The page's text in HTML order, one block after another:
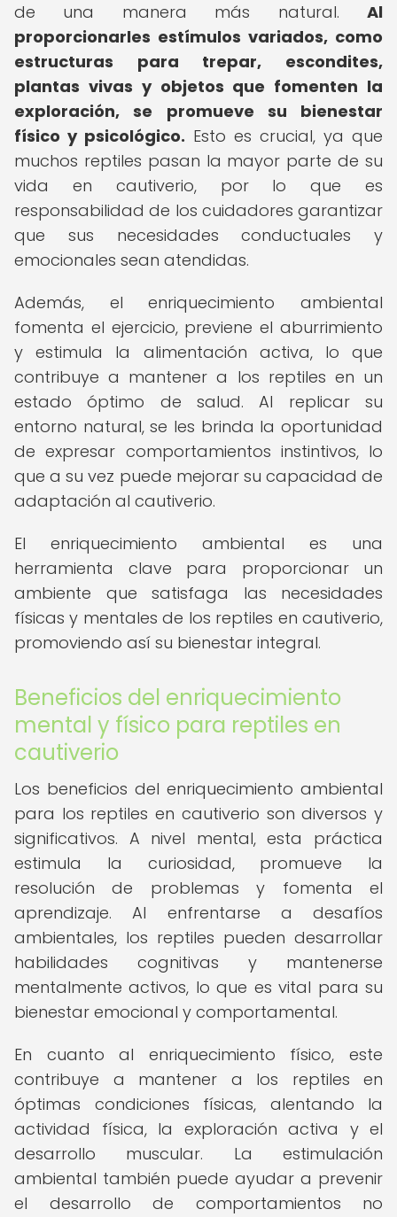
de una manera más natural. Al
proporcionarles estímulos variados, como
estructuras para trepar, escondites,
plantas vivas y objetos que fomenten la
exploración, se promueve su bienestar
físico y psicológico. Esto es crucial, ya que
muchos reptiles pasan la mayor parte de su
vida en cautiverio, por lo que es
responsabilidad de los cuidadores garantizar
que sus necesidades conductuales y
emocionales sean atendidas.
Además, el enriquecimiento ambiental
fomenta el ejercicio, previene el aburrimiento
y estimula la alimentación activa, lo que
contribuye a mantener a los reptiles en un
estado óptimo de salud. Al replicar su
entorno natural, se les brinda la oportunidad
de expresar comportamientos instintivos, lo
que a su vez puede mejorar su capacidad de
adaptación al cautiverio.
El enriquecimiento ambiental es una
herramienta clave para proporcionar un
ambiente que satisfaga las necesidades
físicas y mentales de los reptiles en cautiverio,
promoviendo así su bienestar integral.
Beneficios del enriquecimiento
mental y físico para reptiles en
cautiverio
Los beneficios del enriquecimiento ambiental
para los reptiles en cautiverio son diversos y
significativos. A nivel mental, esta práctica
estimula la curiosidad, promueve la
resolución de problemas y fomenta el
aprendizaje. Al enfrentarse a desafíos
ambientales, los reptiles pueden desarrollar
habilidades cognitivas y mantenerse
mentalmente activos, lo que es vital para su
bienestar emocional y comportamental.
En cuanto al enriquecimiento físico, este
contribuye a mantener a los reptiles en
óptimas condiciones físicas, alentando la
actividad física, la exploración activa y el
desarrollo muscular. La estimulación
ambiental también puede ayudar a prevenir
el desarrollo de comportamientos no